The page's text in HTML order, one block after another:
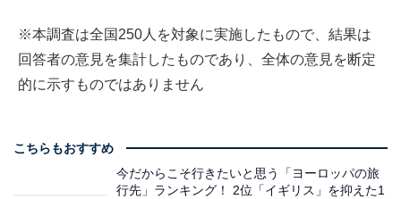
※本調査は全国250人を対象に実施したもので、結果は
回答者の意見を集計したものであり、全体の意見を断定
的に示すものではありません
こちらもおすすめ
今だからこそ行きたいと思う「ヨーロッパの旅
行先」ランキング！ 2位「イギリス」を抑えた1